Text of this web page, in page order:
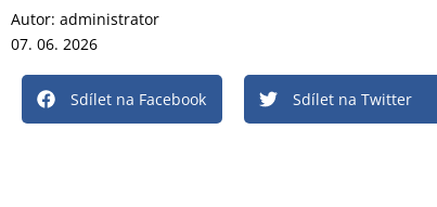
Autor: administrator
07. 06. 2026
Sdílet na Facebook Sdílet na Twitter